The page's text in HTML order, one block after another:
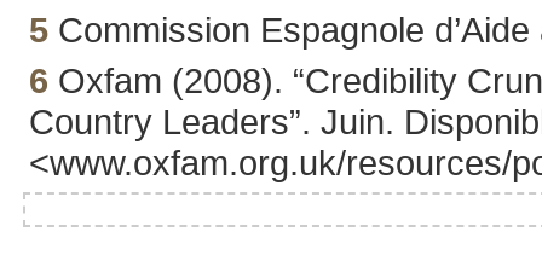
5Commission Espagnole
6 Oxfam (2008). “Credibility
Country Leaders”. Juin.
<www.oxfam.org.uk/resources/